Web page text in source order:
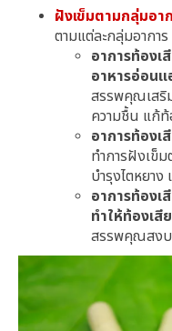
ฝังเข็มตามกลุ่มอา
ตามแต่ละกลุ่มอาการ
อาการท้องเ
อาหารอ่อนแ
สรรพคุณเสริ
ความชื้น แก้ท้
อาการท้อง
ทำการฝังเข็
บำรุงไตหยา
อาการท้อง
ทำให้ท้องเสีย
สรรพคุณสงบ